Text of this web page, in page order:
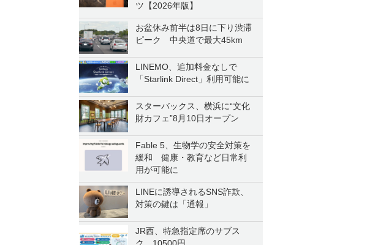
ツ【2026年版】
お盆休み前半は8日に下り渋滞
ピーク 中央道で最大45km
LINEMO、追加料金なしで
「Starlink Direct」利用可能に
スターバックス、横浜に“文化
財カフェ”8月10日オープン
Fable 5、生物学の安全対策を
緩和 健康・教育など日常利
用が可能に
LINEに誘導されるSNS詐欺、
対策の鍵は「通報」
JR西、特急指定席のサブス